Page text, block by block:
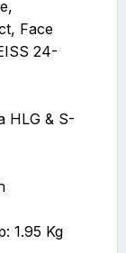
Face
24-
HLG & S-
1.95 Kg